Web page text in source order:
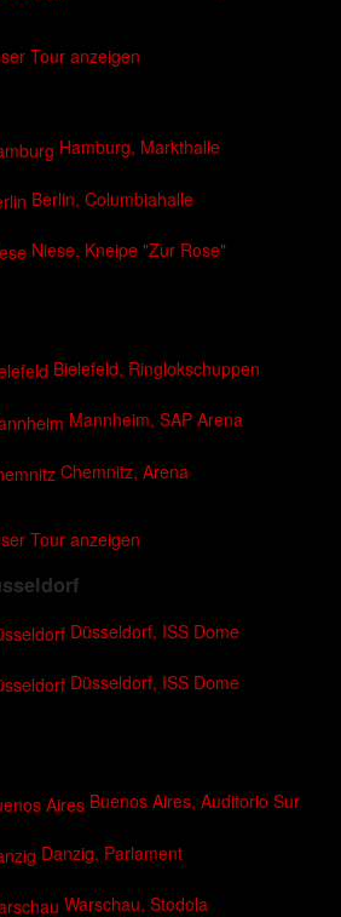
Tour anzeigen
Hamburg, Markthalle
Berlin, Columbiahalle
Niese, Kneipe "Zur Rose"
Bielefeld, Ringlokschuppen
Mannheim, SAP Arena
Chemnitz, Arena
Tour anzeigen
Düsseldorf, ISS Dome
Düsseldorf, ISS Dome
Buenos Aires, Auditorio Sur
Danzig, Parlament
Warschau, Stodola